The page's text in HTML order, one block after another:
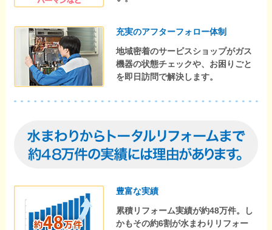
充実のアフターフォロー体制
地域密着のサービスショップがガス
機器の状態チェックや、お困りごと
を即日訪問で解決します。
豊富な実績
累積リフォーム実績が約48万件。し
かもその約6割が水まわりリフォー